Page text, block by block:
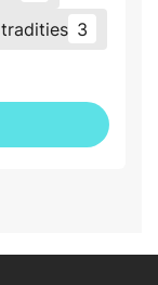
tradities 3